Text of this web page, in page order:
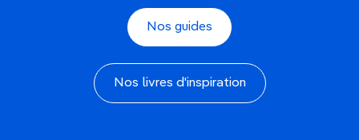
Nos guides
Nos livres d'inspiration